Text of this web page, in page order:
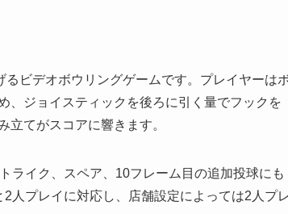
ビデオボウリングゲームです。プレイヤーは
、ジョイスティックを後ろに引く量でフックを
てがスコアに響きます。
ライク、スペア、10フレーム目の追加投球にも
人プレイに対応し、店舗設定によっては2人プ